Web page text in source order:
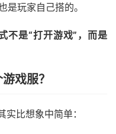
是玩家自己搭的。
不是“打开游戏”，而是
戏服？
比想象中简单：